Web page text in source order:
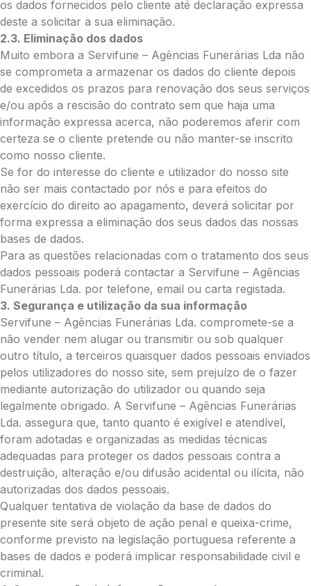
os dados fornecidos pelo cliente até declaração expressa
deste a solicitar a sua eliminação.
2.3. Eliminação dos dados
Muito embora a Servifune – Agências Funerárias Lda não
se comprometa a armazenar os dados do cliente depois
de excedidos os prazos para renovação dos seus serviços
e/ou após a rescisão do contrato sem que haja uma
informação expressa acerca, não poderemos aferir com
certeza se o cliente pretende ou não manter-se inscrito
como nosso cliente.
Se for do interesse do cliente e utilizador do nosso site
não ser mais contactado por nós e para efeitos do
exercício do direito ao apagamento, deverá solicitar por
forma expressa a eliminação dos seus dados das nossas
bases de dados.
Para as questões relacionadas com o tratamento dos seus
dados pessoais poderá contactar a Servifune – Agências
Funerárias Lda. por telefone, email ou carta registada.
3. Segurança e utilização da sua informação
Servifune – Agências Funerárias Lda. compromete-se a
não vender nem alugar ou transmitir ou sob qualquer
outro título, a terceiros quaisquer dados pessoais enviados
pelos utilizadores do nosso site, sem prejuízo de o fazer
mediante autorização do utilizador ou quando seja
legalmente obrigado. A Servifune – Agências Funerárias
Lda. assegura que, tanto quanto é exigível e atendível,
foram adotadas e organizadas as medidas técnicas
adequadas para proteger os dados pessoais contra a
destruição, alteração e/ou difusão acidental ou ilícita, não
autorizadas dos dados pessoais.
Qualquer tentativa de violação da base de dados do
presente site será objeto de ação penal e queixa-crime,
conforme previsto na legislação portuguesa referente a
bases de dados e poderá implicar responsabilidade civil e
criminal.